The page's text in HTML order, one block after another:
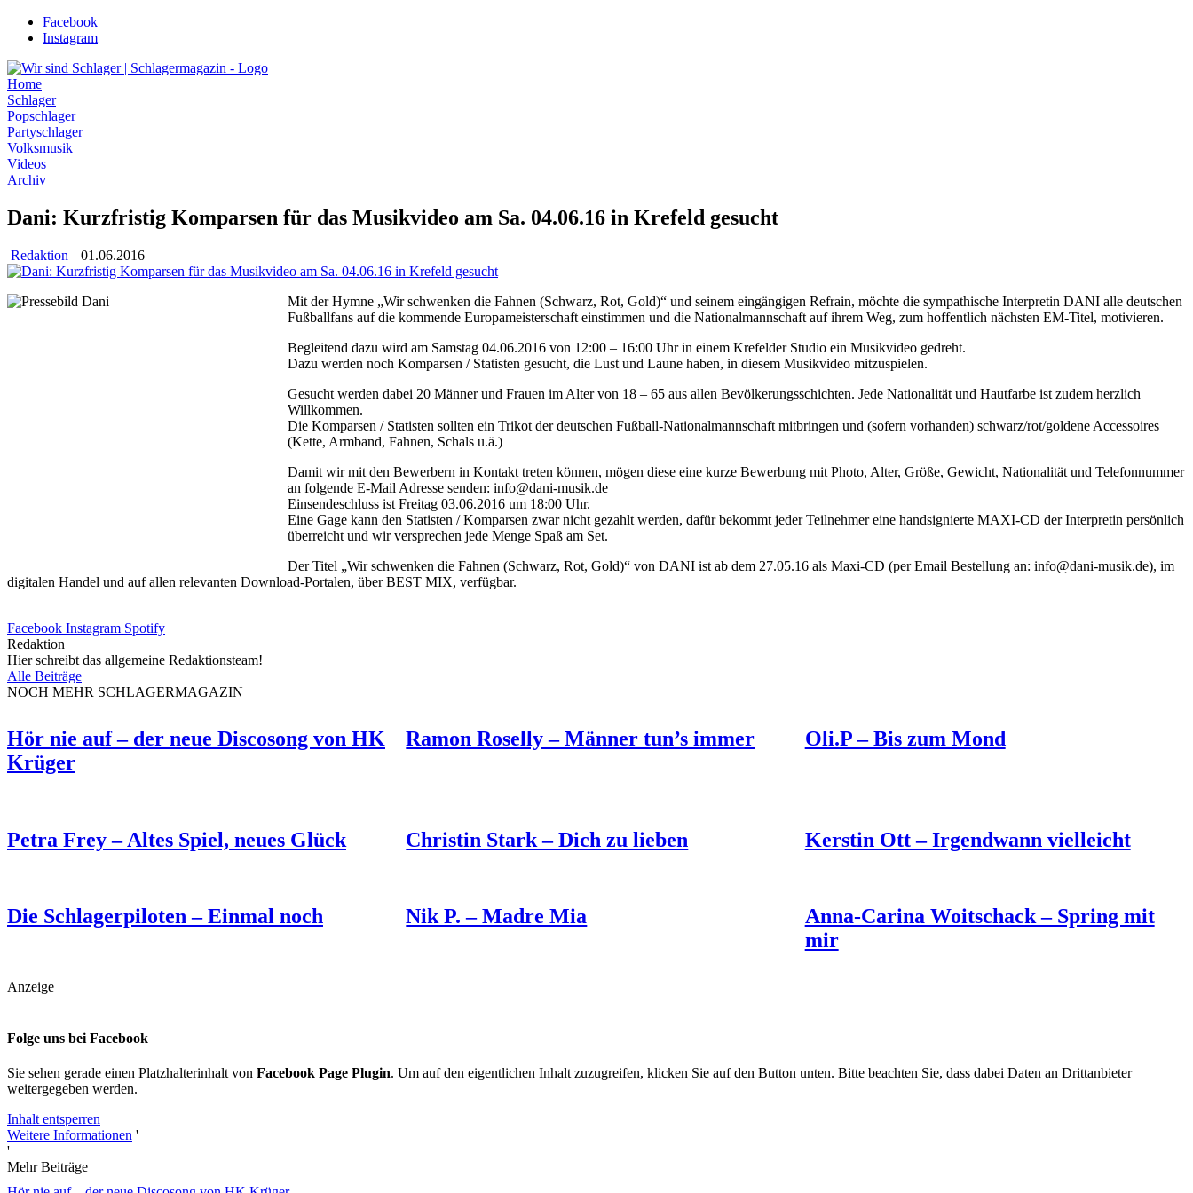
Zum
Inhalt
Facebook
Instagram
Home
Schlager
Popschlager
Partyschlager
Volksmusik
Videos
Archiv
Dani: Kurzfristig Komparsen für das Musikvideo am Sa. 04.06.16 in Krefeld gesucht
Redaktion 01.06.2016
Mit der Hymne „Wir schwenken die Fahnen (Schwarz, Rot, Gold)“ und seinem eingängigen Refrain, möchte die sympathische Interpretin DANI alle deutschen
Fußballfans auf die kommende Europameisterschaft einstimmen und die Nationalmannschaft auf ihrem Weg, zum hoffentlich nächsten EM-Titel, motivieren.
Begleitend dazu wird am Samstag 04.06.2016 von 12:00 – 16:00 Uhr in einem Krefelder Studio ein Musikvideo gedreht.
Dazu werden noch Komparsen / Statisten gesucht, die Lust und Laune haben, in diesem Musikvideo mitzuspielen.
Gesucht werden dabei 20 Männer und Frauen im Alter von 18 – 65 aus allen Bevölkerungsschichten. Jede Nationalität und Hautfarbe ist zudem herzlich
Willkommen.
Die Komparsen / Statisten sollten ein Trikot der deutschen Fußball-Nationalmannschaft mitbringen und (sofern vorhanden) schwarz/rot/goldene Accessoires
(Kette, Armband, Fahnen, Schals u.ä.)
Damit wir mit den Bewerbern in Kontakt treten können, mögen diese eine kurze Bewerbung mit Photo, Alter, Größe, Gewicht, Nationalität und Telefonnummer
an folgende E-Mail Adresse senden: info@dani-musik.de
Einsendeschluss ist Freitag 03.06.2016 um 18:00 Uhr.
Eine Gage kann den Statisten / Komparsen zwar nicht gezahlt werden, dafür bekommt jeder Teilnehmer eine handsignierte MAXI-CD der Interpretin persönlich
überreicht und wir versprechen jede Menge Spaß am Set.
Der Titel „Wir schwenken die Fahnen (Schwarz, Rot, Gold)“ von DANI ist ab dem 27.05.16 als Maxi-CD (per Email Bestellung an: info@dani-musik.de), im
digitalen Handel und auf allen relevanten Download-Portalen, über BEST MIX, verfügbar.
Facebook Instagram Spotify
Redaktion
Hier schreibt das allgemeine Redaktionsteam!
Alle Beiträge
NOCH MEHR SCHLAGERMAGAZIN
Hör nie auf – der neue Discosong von HK
Krüger
Ramon Roselly – Männer tun’s immer Oli.P – Bis zum Mond
Petra Frey – Altes Spiel, neues Glück Christin Stark – Dich zu lieben Kerstin Ott – Irgendwann vielleicht
Die Schlagerpiloten – Einmal noch Nik P. – Madre Mia
Anna-Carina Woitschack – Spring mit
mir
Anzeige
Folge uns bei Facebook
Sie sehen gerade einen Platzhalterinhalt von Facebook Page Plugin. Um auf den eigentlichen Inhalt zuzugreifen, klicken Sie auf den Button unten. Bitte beachten Sie, dass dabei Daten an Drittanbieter
weitergegeben werden.
Inhalt entsperren
Weitere Informationen '
'
Mehr Beiträge